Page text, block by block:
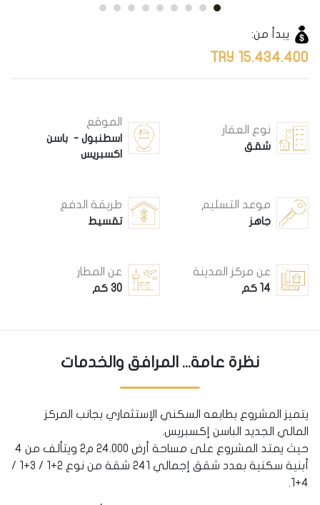
يبدأ من:
15.434.400 TRY
نوع العقار
شقق
الموقع
اسطنبول - باسن
اكسبريس
موعد التسليم
جاهز
طريقة الدفع
تقسيط
عن مركز المدينة
14 كم
عن المطار
30 كم
نظرة عامة... المرافق والخدمات
يتميز المشروع بطابعه السكني الإستثماري بجانب المركز
المالي الجديد الباسن إكسبريس.
حيث يمتد المشروع على مساحة أرض 24.000 م٢ ويتألف من 4
أبنية سكنية بعدد شقق إجمالي 241 شقة من نوع 2+1 / 3+1 /
4+1.